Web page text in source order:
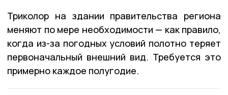
Триколор на здании правительства региона
меняют по мере необходимости — как правило,
когда из-за погодных условий полотно теряет
первоначальный внешний вид. Требуется это
примерно каждое полугодие.